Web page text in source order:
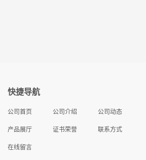
快捷导航
公司首页 公司介绍 公司动态
产品展厅 证书荣誉 联系方式
在线留言